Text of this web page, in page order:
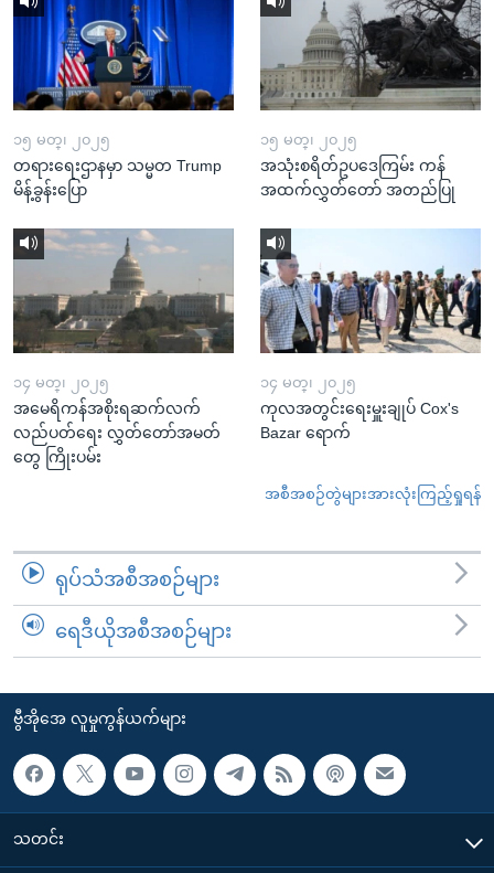
၁၅ မတ္၊ ၂၀၂၅
တရားရေးဌာနမှာ သမ္မတ Trump
မိန့်ခွန်းပြော
၁၅ မတ္၊ ၂၀၂၅
အသုံးစရိတ်ဥပဒေကြမ်း ကန်
အထက်လွှတ်တော် အတည်ပြု
၁၄ မတ္၊ ၂၀၂၅
အမေရိကန်အစိုးရဆက်လက်
လည်ပတ်ရေး လွှတ်တော်အမတ်
တွေ ကြိုးပမ်း
၁၄ မတ္၊ ၂၀၂၅
ကုလအတွင်းရေးမှူးချုပ် Cox's
Bazar ရောက်
အစီအစဉ်တွဲများအားလုံးကြည့်ရှုရန်
ရုပ်သံအစီအစဉ်များ
ရေဒီယိုအစီအစဉ်များ
ဗွီအိုအေ လူမှုကွန်ယက်များ
သတင်း